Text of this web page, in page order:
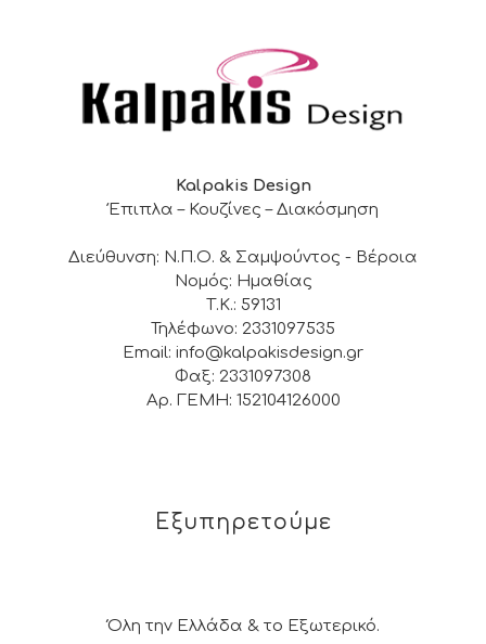
Kalpakis Design
Έπιπλα – Κουζίνες – Διακόσμηση
Διεύθυνση: Ν.Π.Ο. & Σαμψούντος - Βέροια
Νομός: Ημαθίας
Τ.Κ.: 59131
Τηλέφωνο: 2331097535
Email: info@kalpakisdesign.gr
Φαξ: 2331097308
Αρ. ΓΕΜΗ: 152104126000
Εξυπηρετούμε
Όλη την Ελλάδα & το Εξωτερικό.